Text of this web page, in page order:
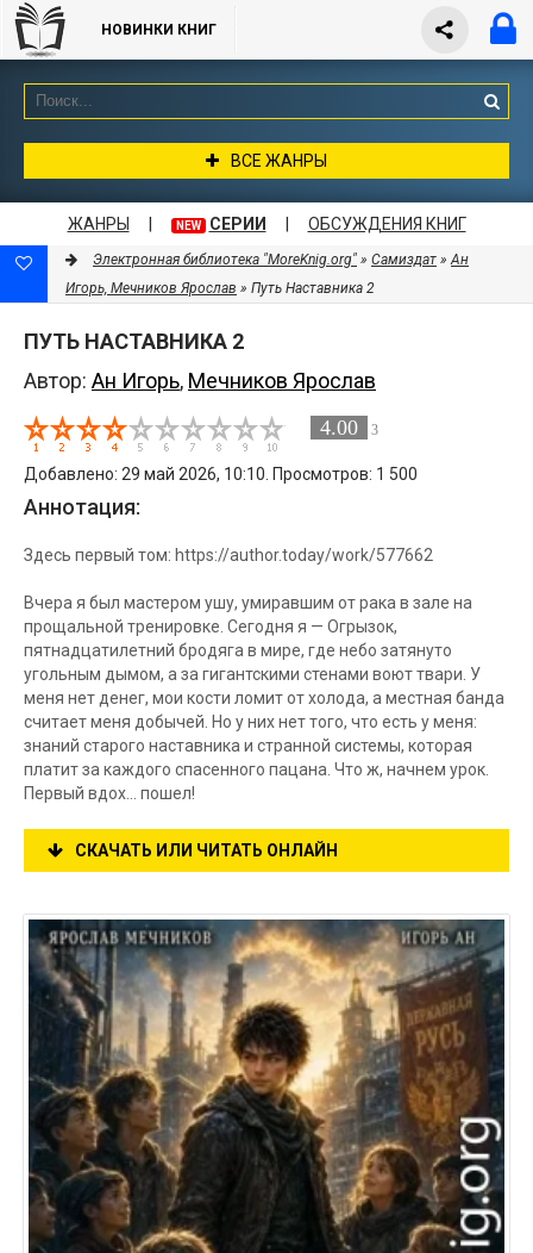
НОВИНКИ КНИГ
ВСЕ ЖАНРЫ
ЖАНРЫ NEW СЕРИИ ОБСУЖДЕНИЯ КНИГ
Электронная библиотека "MoreKnig.org" » Самиздат »Ан
Игорь, Мечников Ярослав » Путь Наставника 2
ПУТЬ НАСТАВНИКА 2
Автор: Ан Игорь, Мечников Ярослав
4.00 3
Добавлено: 29 май 2026, 10:10. Просмотров: 1 500
Аннотация:
Здесь первый том: https://author.today/work/577662
Вчера я был мастером ушу, умиравшим от рака в зале на
прощальной тренировке. Сегодня я — Огрызок,
пятнадцатилетний бродяга в мире, где небо затянуто
угольным дымом, а за гигантскими стенами воют твари. У
меня нет денег, мои кости ломит от холода, а местная банда
считает меня добычей. Но у них нет того, что есть у меня:
знаний старого наставника и странной системы, которая
платит за каждого спасенного пацана. Что ж, начнем урок.
Первый вдох... пошел!
СКАЧАТЬ ИЛИ ЧИТАТЬ ОНЛАЙН